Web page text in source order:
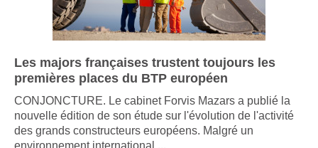
Les majors françaises trustent toujours les
premières places du BTP européen
CONJONCTURE. Le cabinet Forvis Mazars a publié la
nouvelle édition de son étude sur l'évolution de l'activité
des grands constructeurs européens. Malgré un